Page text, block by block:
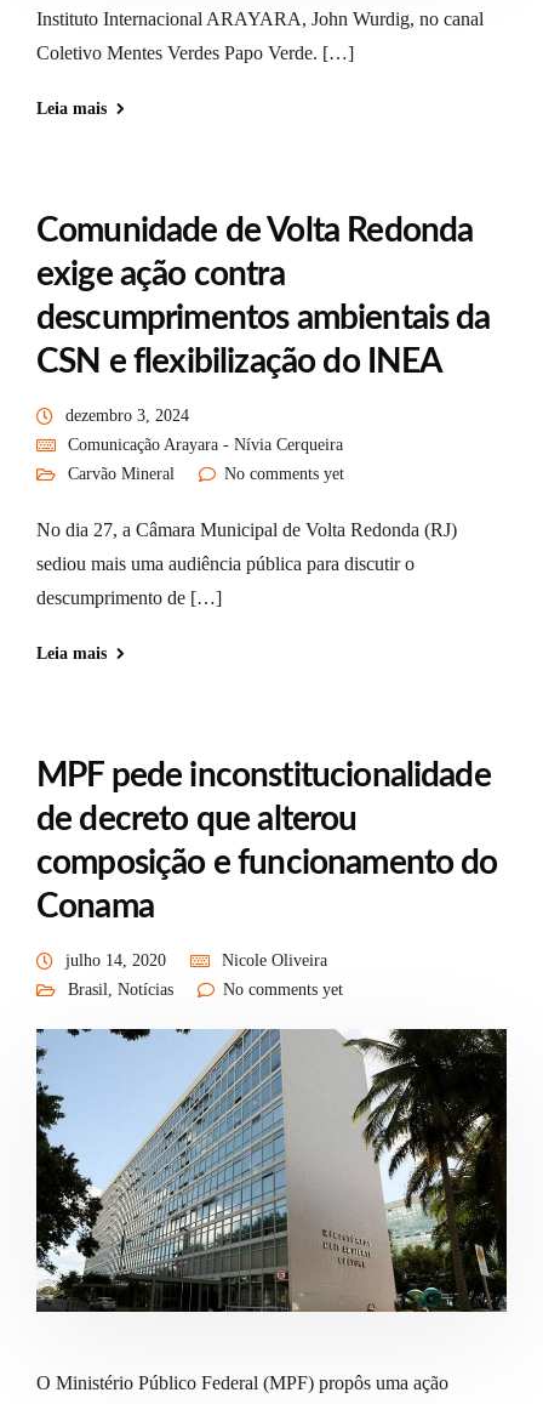
Instituto Internacional ARAYARA, John Wurdig, no canal
Coletivo Mentes Verdes Papo Verde. […]
Leia mais
Comunidade de Volta Redonda
exige ação contra
descumprimentos ambientais da
CSN e flexibilização do INEA
dezembro 3, 2024
Comunicação Arayara - Nívia Cerqueira
Carvão Mineral
No comments yet
No dia 27, a Câmara Municipal de Volta Redonda (RJ)
sediou mais uma audiência pública para discutir o
descumprimento de […]
Leia mais
MPF pede inconstitucionalidade
de decreto que alterou
composição e funcionamento do
Conama
julho 14, 2020
Nicole Oliveira
Brasil, Notícias No comments yet
O Ministério Público Federal (MPF) propôs uma ação